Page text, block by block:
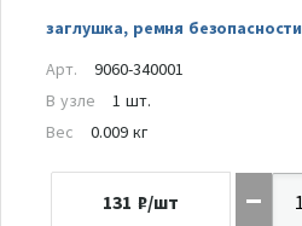
заглушка, ремня безопасности
Арт.
9060-340001
В узле
1 шт.
Вес
0.009 кг
131 ₽/шт